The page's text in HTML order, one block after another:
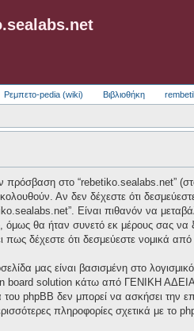
Ρεμπετο-pedia (wiki) Βιβλιοθήκη
πρόσβαση στο “rebetiko.sealabs.net”
Αν δεν δέχεστε ότι
Είναι πιθανόν να
όμως θα ήταν συνετό εκ μέρους σας να
πως δέχεστε ότι δεσμεύεστε νομικά
μας είναι βασισμένη στο
board solution κάτω από ΓΕΝΙΚΗ
phpBB δεν μπορεί να ασκήσει την
πληροφορίες σχετικά με το